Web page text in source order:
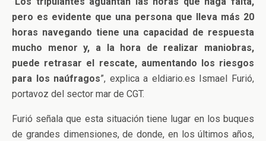
pero es evidente que una persona que lleva más 20
horas navegando tiene una capacidad de respuesta
mucho menor y, a la hora de realizar maniobras,
puede retrasar el rescate, aumentando los riesgos
para los naúfragos”, explica a eldiario.es Ismael Furió,
portavoz del sector mar de CGT.
Furió señala que esta situación tiene lugar en los buques
de grandes dimensiones, de donde, en los últimos años,